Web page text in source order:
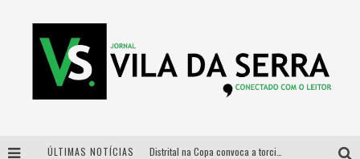
ÚLTIMAS NOTÍCIAS